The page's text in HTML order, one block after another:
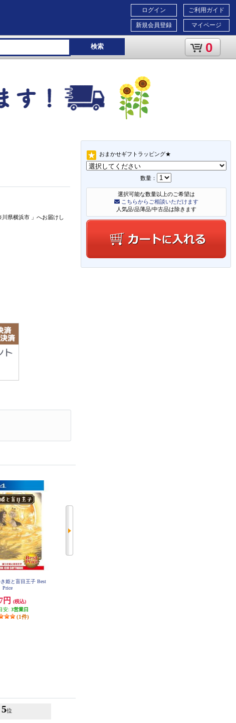
ご利用ガイド
マイページ
ログイン
新規会員登録
検索 0
おまかせギフトラッピング★
数量：
選択可能な数量以上のご希望は
こちらからご相談いただけます
人気品/品薄品/中古品は除きます
川県横浜市 」 へお届けし
き姫と盲目王子 Best
Price
円
(税込)
安: 3営業日
(1件)
5位